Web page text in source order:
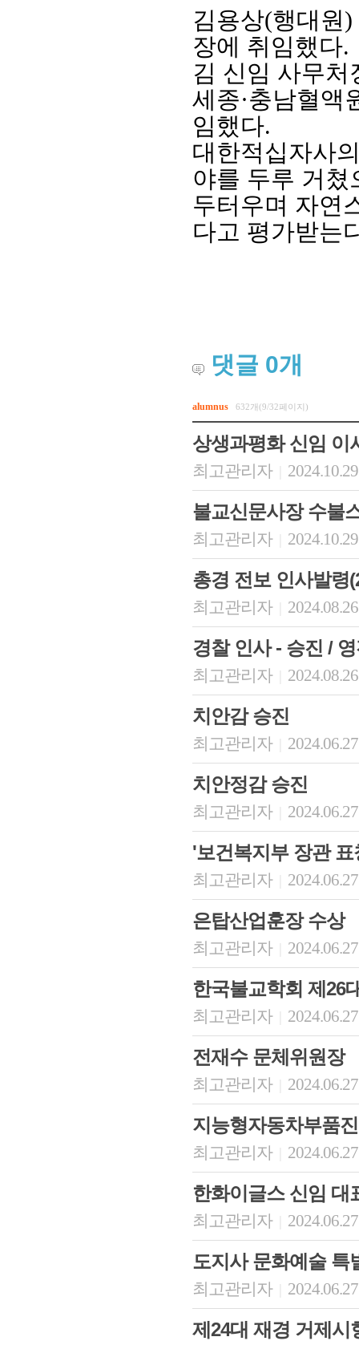
이사장 인사말
임원 현황
연혁·사업실적
역대 이사장
결산 공시
지부·지
언론에
동창회
포토뉴
영상갤
김용상(행대원)
장에 취임했다.
김 신임 사무
세종·충남혈액
임했다.
대한적십자사
야를 두루 거쳤
두터우며 자연
다고 평가받는
댓글 0개
alumnus 632개(9/32페이지)
상생과평화 신임 이
최고관리자
불교신문사장 수불
최고관리자
총경 전보 인사발령
최고관리자
경찰 인사 - 승진 /
최고관리자
치안감 승진
최고관리자
치안정감 승진
최고관리자
'보건복지부 장관 표
최고관리자
은탑산업훈장 수상
최고관리자
한국불교학회 제26
최고관리자
전재수 문체위원장
최고관리자
지능형자동차부품
최고관리자
한화이글스 신임 대
최고관리자
도지사 문화예술 특
최고관리자
제24대 재경 거제시